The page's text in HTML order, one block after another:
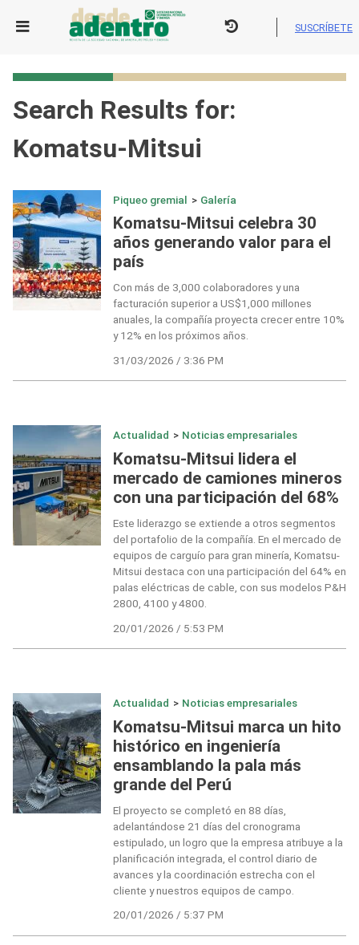
SUSCRÍBETE
Search Results for:
Komatsu-Mitsui
Piqueo gremial > Galería
Komatsu-Mitsui celebra 30
años generando valor para el
país
Con más de 3,000 colaboradores y una
facturación superior a US$1,000 millones
anuales, la compañía proyecta crecer entre 10%
y 12% en los próximos años.
31/03/2026 / 3:36 PM
Actualidad > Noticias empresariales
Komatsu-Mitsui lidera el
mercado de camiones mineros
con una participación del 68%
Este liderazgo se extiende a otros segmentos
del portafolio de la compañía. En el mercado de
equipos de carguío para gran minería, Komatsu-
Mitsui destaca con una participación del 64% en
palas eléctricas de cable, con sus modelos P&H
2800, 4100 y 4800.
20/01/2026 / 5:53 PM
Actualidad > Noticias empresariales
Komatsu-Mitsui marca un hito
histórico en ingeniería
ensamblando la pala más
grande del Perú
El proyecto se completó en 88 días,
adelantándose 21 días del cronograma
estipulado, un logro que la empresa atribuye a la
planificación integrada, el control diario de
avances y la coordinación estrecha con el
cliente y nuestros equipos de campo.
20/01/2026 / 5:37 PM